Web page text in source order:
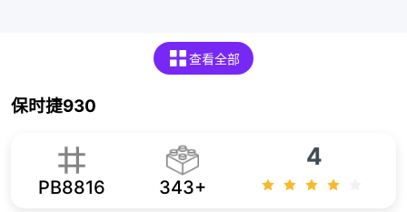
查看全部
保时捷930
PB8816 343+
4